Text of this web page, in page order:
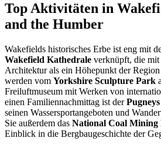
Top Aktivitäten in
and the Humber
Wakefields historisches Erbe ist eng mit
Wakefield Kathedrale verknüpft, die mit
Architektur als ein Höhepunkt der
werden vom Yorkshire Sculpture Park
Freiluftmuseum mit Werken von
einen Familiennachmittag ist der
seinen Wassersportangeboten und
Sie außerdem das National Coal Mining
Einblick in die Bergbaugeschichte der